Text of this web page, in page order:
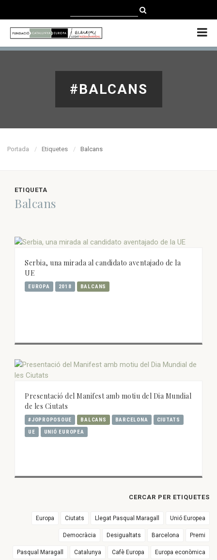
ENGLISH
#BALCANS
Portada Etiquetes Balcans
ETIQUETA
Balcans
Serbia, una mirada al candidato aventajado de la
UE
EUROPA 2018 BALCANS
Presentació del Manifest amb motiu del Dia Mundial
de les Ciutats
#JOPROPOSOUE BALCANS BARCELONA
CIUTATS
UE
UNIÓ EUROPEA
CERCAR PER ETIQUETES
Europa Ciutats Llegat Pasqual Maragall Unió Europea
Democràcia Desigualtats Barcelona Premi
Pasqual Maragall Catalunya Cafè Europa Europa econòmica